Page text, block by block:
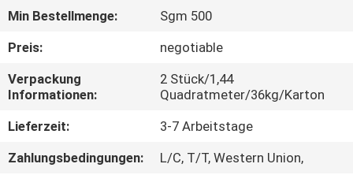
QUALITÄTSKONTROLLE
KONTAKT
UNS
Min Bestellmenge:
Sgm 500
Preis:
negotiable
Verpackung
Informationen:
2 Stück/1,44
Quadratmeter/36kg/Karton
Lieferzeit:
3-7 Arbeitstage
Zahlungsbedingungen:
L/C, T/T, Western Union,